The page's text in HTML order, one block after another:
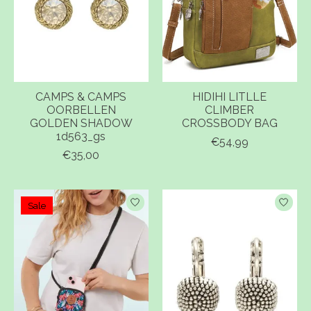
CAMPS & CAMPS
OORBELLEN
GOLDEN SHADOW
1d563_gs
€35,00
HIDIHI LITLLE
CLIMBER
CROSSBODY BAG
€54,99
Sale